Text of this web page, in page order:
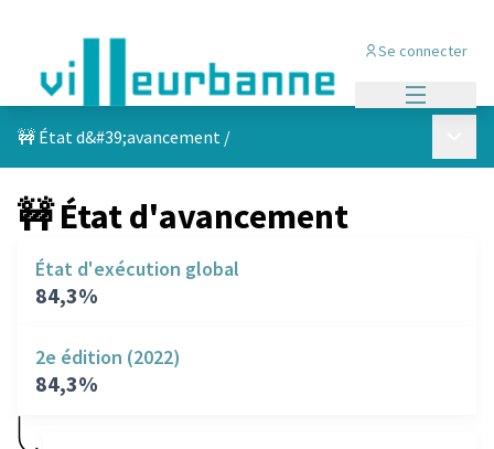
Se connecter
🚧 État d&#39;avancement /
🚧 État d'avancement
État d'exécution global
84,3%
2e édition (2022)
84,3%